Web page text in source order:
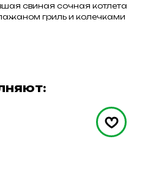
свиная сочная котлета
гриль и колечками